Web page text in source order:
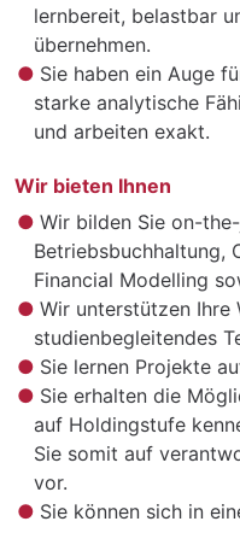
lernbereit, belastbar
übernehmen.
Sie haben ein Auge
starke analytische
und arbeiten exakt.
Wir bieten Ihnen
Wir bilden Sie on-
Betriebsbuchhaltung,
Financial Modelling
Wir unterstützen Ihre
studienbegleitendes
Sie lernen Projekte
Sie erhalten die
auf Holdingstufe
Sie somit auf
vor.
Sie können sich in